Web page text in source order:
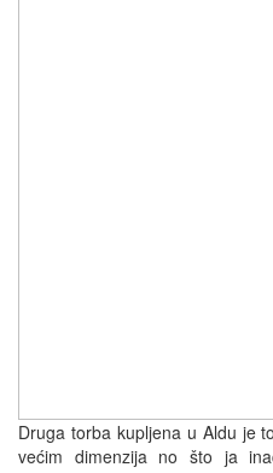
Druga torba kupljena u Aldu je
većim dimenzija no što ja